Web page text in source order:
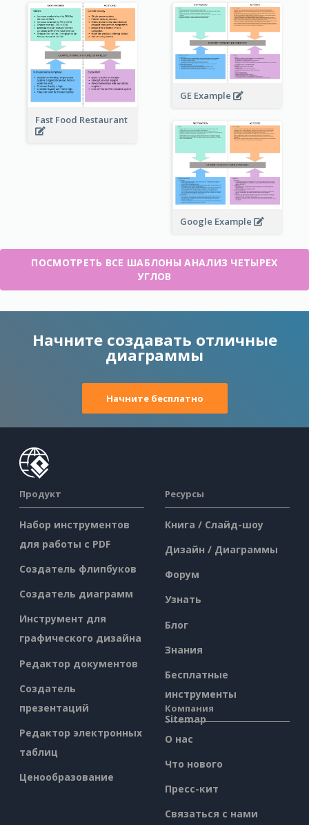
Fast Food Restaurant
GE Example
Google Example
ПОСМОТРЕТЬ ВСЕ ШАБЛОНЫ АНАЛИЗ ЧЕТЫРЕХ
УГЛОВ
Начните создавать отличные
диаграммы
Начните бесплатно
Продукт
Набор инструментов
для работы с PDF
Создатель флипбуков
Создатель диаграмм
Инструмент для
графического дизайна
Редактор документов
Создатель
презентаций
Редактор электронных
таблиц
Ценообразование
Ресурсы
Книга / Слайд-шоу
Дизайн / Диаграммы
Форум
Узнать
Блог
Знания
Бесплатные
инструменты
Sitemap
Компания
О нас
Что нового
Пресс-кит
Связаться с нами